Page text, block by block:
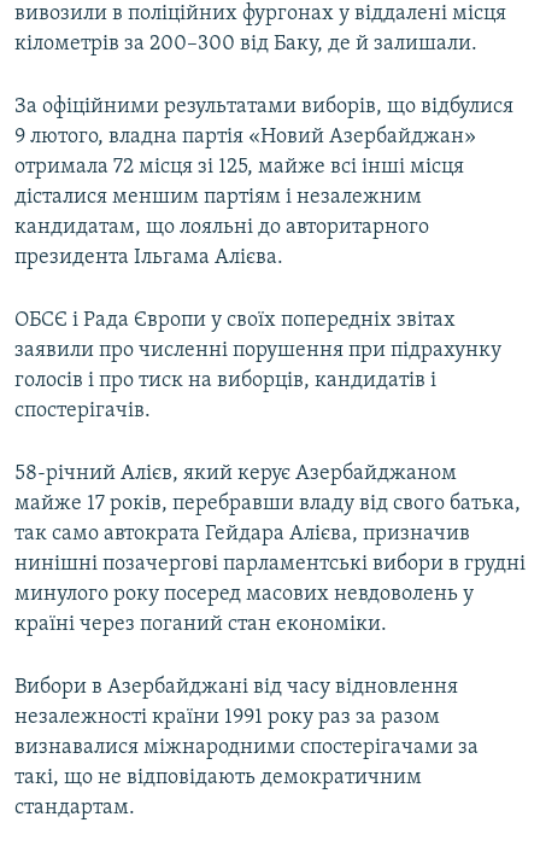
1080p
1080p
вивозили в поліційних фургонах у віддалені місця
кілометрів за 200–300 від Баку, де й залишали.
За офіційними результатами виборів, що відбулися
9 лютого, владна партія «Новий Азербайджан»
отримала 72 місця зі 125, майже всі інші місця
дісталися меншим партіям і незалежним
кандидатам, що лояльні до авторитарного
президента Ільгама Алієва.
ОБСЄ і Рада Європи у своїх попередніх звітах
заявили про численні порушення при підрахунку
голосів і про тиск на виборців, кандидатів і
спостерігачів.
58-річний Алієв, який керує Азербайджаном
майже 17 років, перебравши владу від свого батька,
так само автократа Гейдара Алієва, призначив
нинішні позачергові парламентські вибори в грудні
минулого року посеред масових невдоволень у
країні через поганий стан економіки.
Вибори в Азербайджані від часу відновлення
незалежності країни 1991 року раз за разом
визнавалися міжнародними спостерігачами за
такі, що не відповідають демократичним
стандартам.